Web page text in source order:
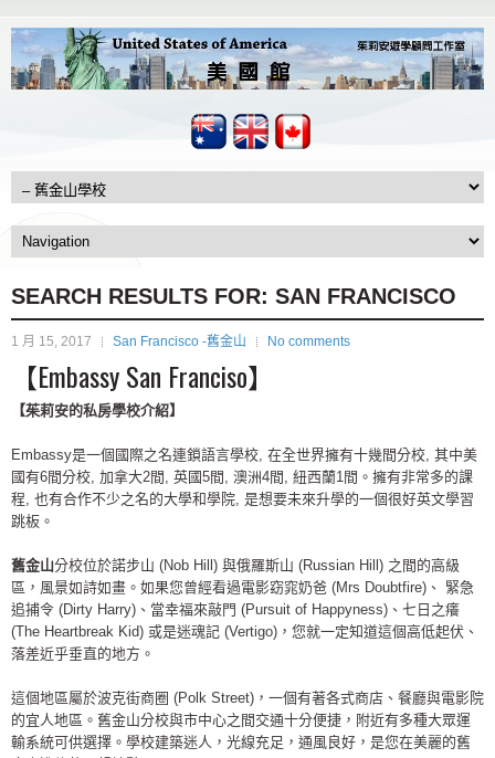
SEARCH RESULTS FOR: SAN FRANCISCO
1 月 15, 2017 San Francisco -舊金山 No comments
【Embassy San Franciso】
【茱莉安的私房學校介紹】
Embassy是一個國際之名連鎖語言學校, 在全世界擁有十幾間分校, 其中美
國有6間分校, 加拿大2間, 英國5間, 澳洲4間, 紐西蘭1間。擁有非常多的課
程, 也有合作不少之名的大學和學院, 是想要未來升學的一個很好英文學習
跳板。
舊金山分校位於諾步山 (Nob Hill) 與俄羅斯山 (Russian Hill) 之間的高級
區，風景如詩如畫。如果您曾經看過電影窈窕奶爸 (Mrs Doubtfire)、 緊急
追捕令 (Dirty Harry)、當幸福來敲門 (Pursuit of Happyness)、七日之癢
(The Heartbreak Kid) 或是迷魂記 (Vertigo)，您就一定知道這個高低起伏、
落差近乎垂直的地方。
這個地區屬於波克街商圈 (Polk Street)，一個有著各式商店、餐廳與電影院
的宜人地區。舊金山分校與市中心之間交通十分便捷，附近有多種大眾運
輸系統可供選擇。學校建築迷人，光線充足，通風良好，是您在美麗的舊